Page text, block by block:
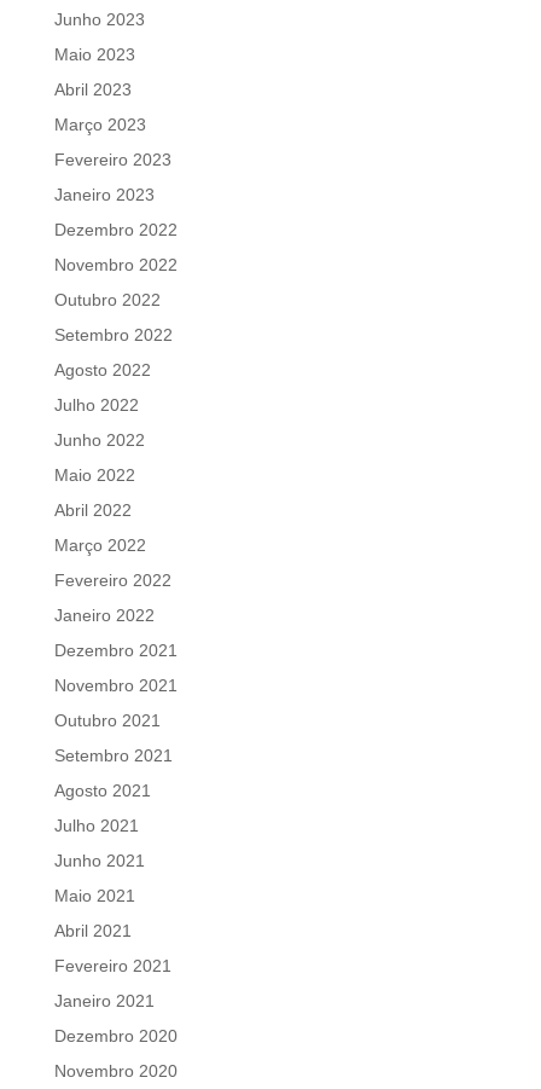
Junho 2023
Maio 2023
Abril 2023
Março 2023
Fevereiro 2023
Janeiro 2023
Dezembro 2022
Novembro 2022
Outubro 2022
Setembro 2022
Agosto 2022
Julho 2022
Junho 2022
Maio 2022
Abril 2022
Março 2022
Fevereiro 2022
Janeiro 2022
Dezembro 2021
Novembro 2021
Outubro 2021
Setembro 2021
Agosto 2021
Julho 2021
Junho 2021
Maio 2021
Abril 2021
Fevereiro 2021
Janeiro 2021
Dezembro 2020
Novembro 2020